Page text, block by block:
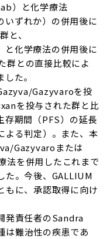
）と化学療法
いずれか）の併用後に
と、
化学療法の併用後に
との直接比較によ
た。
Gazyvaroを投
を投与された群と比
存期間（PFS）の延長
よる判定）。また、本
Gazyvaroまたは
を併用したこれまで
た。今後、GALLIUM
もに、承認取得に向け
発責任者のSandra
難治性の疾患であ